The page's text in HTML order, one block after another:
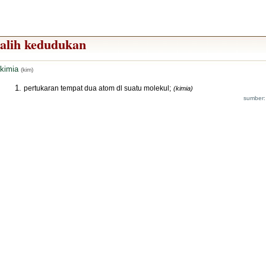
alih kedudukan
kimia (kim)
pertukaran tempat dua atom dl suatu molekul; (kimia)